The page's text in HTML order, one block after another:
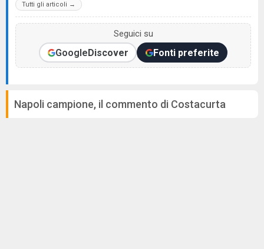
Tutti gli articoli →
Seguici su
GoogleDiscover Fonti preferite
Napoli campione, il commento di Costacurta